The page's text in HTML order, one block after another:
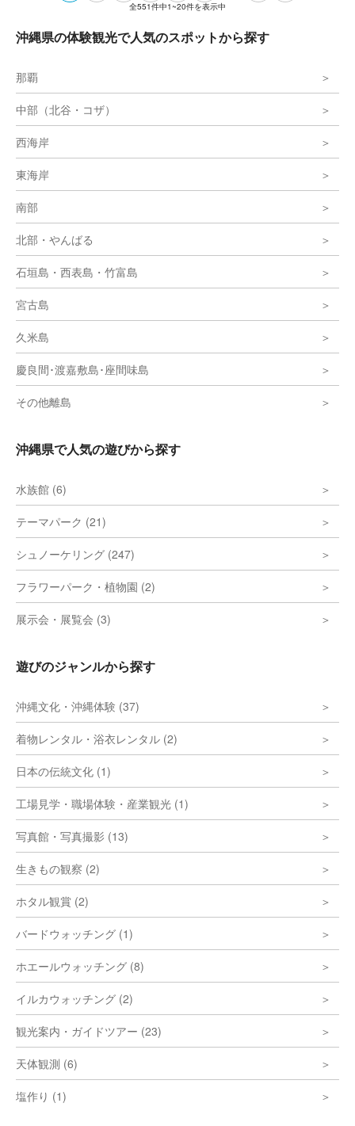
全551件中1~20件を表示中
沖縄県の体験観光で人気のスポットから探す
那覇
中部（北谷・コザ）
西海岸
東海岸
南部
北部・やんばる
石垣島・西表島・竹富島
宮古島
久米島
慶良間･渡嘉敷島･座間味島
その他離島
沖縄県で人気の遊びから探す
水族館 (6)
テーマパーク (21)
シュノーケリング (247)
フラワーパーク・植物園 (2)
展示会・展覧会 (3)
遊びのジャンルから探す
沖縄文化・沖縄体験 (37)
着物レンタル・浴衣レンタル (2)
日本の伝統文化 (1)
工場見学・職場体験・産業観光 (1)
写真館・写真撮影 (13)
生きもの観察 (2)
ホタル観賞 (2)
バードウォッチング (1)
ホエールウォッチング (8)
イルカウォッチング (2)
観光案内・ガイドツアー (23)
天体観測 (6)
塩作り (1)